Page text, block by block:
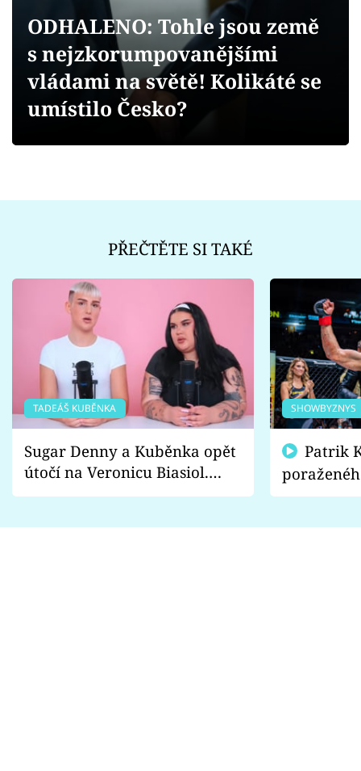
Sledujte prima+
ODHALENO: Tohle jsou země
s nejzkorumpovanějšími
vládami na světě! Kolikáté se
umístilo Česko?
PŘEČTĚTE SI TAKÉ
TADEÁŠ KUBĚNKA
Sugar Denny a Kuběnka opět
útočí na Veronicu Biasiol.
Proč je podle nich falešná a
SHOWBYZNYS
fanoušci